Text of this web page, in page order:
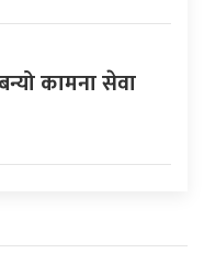
कामना सेवा